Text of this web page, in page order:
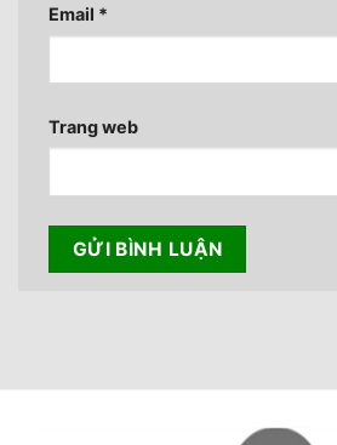
Email *
Trang web